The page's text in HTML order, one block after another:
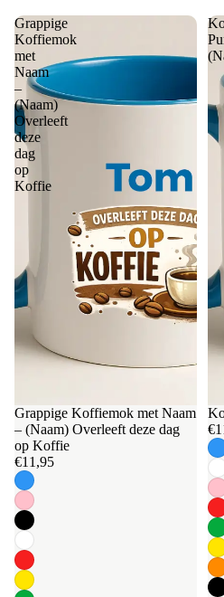
Grappige
Koffiemok
met
Naam
–
(Naam)
Overleeft
deze
dag
op
Koffie
Grappige Koffiemok met Naam
– (Naam) Overleeft deze dag
op Koffie
€11,95